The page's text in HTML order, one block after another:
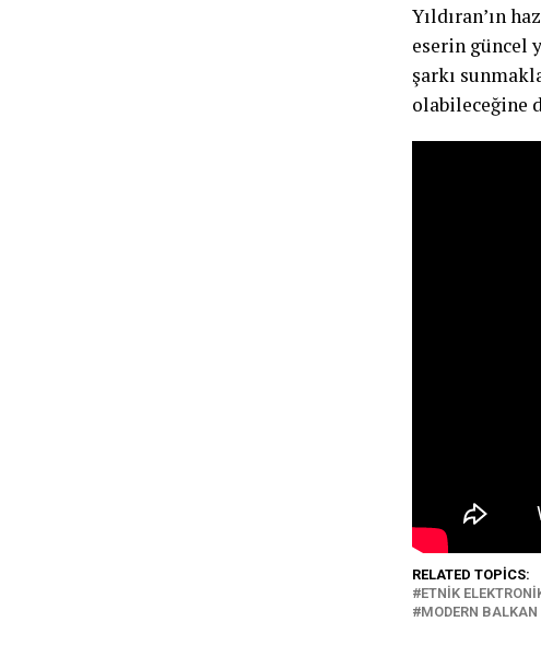
Yıldıran’ın
eserin güncel
şarkı
olabileceğine
RELATED TOPICS:
ETNIK
MODERN